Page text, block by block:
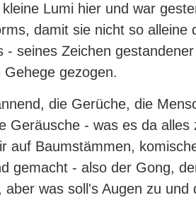
Lumi hier und war
damit sie nicht so alleine
- seines Zeichen
gezogen.
die Gerüche, die
Geräusche - was es da alles
auf Baumstämmen,
gemacht - also der Gong,
aber was soll's Augen zu und